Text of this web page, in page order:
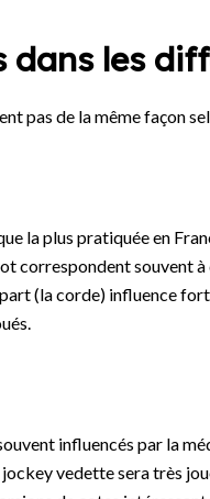
dans les
pas de la même façon
la plus pratiquée en
correspondent souvent à
(la corde) influence
influencés par la
vedette sera très